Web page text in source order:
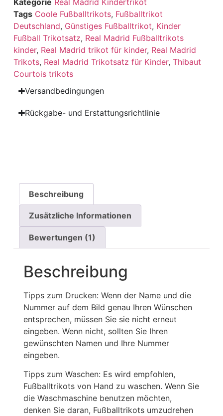
Kategorie Real Madrid Kindertrikot
Tags Coole Fußballtrikots, Fußballtrikot
Deutschland, Günstiges Fußballtrikot, Kinder
Fußball Trikotsatz, Real Madrid Fußballtrikots
kinder, Real Madrid trikot für kinder, Real Madrid
Trikots, Real Madrid Trikotsatz für Kinder, Thibaut
Courtois trikots
Versandbedingungen
Rückgabe- und Erstattungsrichtlinie
Beschreibung
Zusätzliche Informationen
Bewertungen (1)
Beschreibung
Tipps zum Drucken: Wenn der Name und die
Nummer auf dem Bild genau Ihren Wünschen
entsprechen, müssen Sie sie nicht erneut
eingeben. Wenn nicht, sollten Sie Ihren
gewünschten Namen und Ihre Nummer
eingeben.
Tipps zum Waschen: Es wird empfohlen,
Fußballtrikots von Hand zu waschen. Wenn Sie
die Waschmaschine benutzen möchten,
denken Sie daran, Fußballtrikots umzudrehen